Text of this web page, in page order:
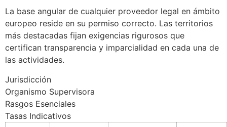
La base angular de cualquier proveedor legal en ámbito
europeo reside en su permiso correcto. Las territorios
más destacadas fijan exigencias rigurosos que
certifican transparencia y imparcialidad en cada una de
las actividades.
Jurisdicción
Organismo Supervisora
Rasgos Esenciales
Tasas Indicativos